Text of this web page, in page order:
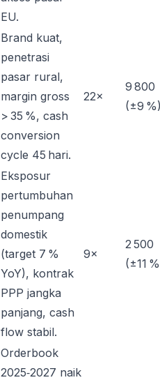
EU.
Brand kuat,
penetrasi
pasar rural,
margin gross
> 35 %, cash
conversion
cycle 45 hari.
22×
9 800
(±9
Eksposur
pertumbuhan
penumpang
domestik
(target 7 %
YoY), kontrak
PPP jangka
panjang, cash
flow stabil.
9×
2 500
(±11
Orderbook
2025‑2027 naik